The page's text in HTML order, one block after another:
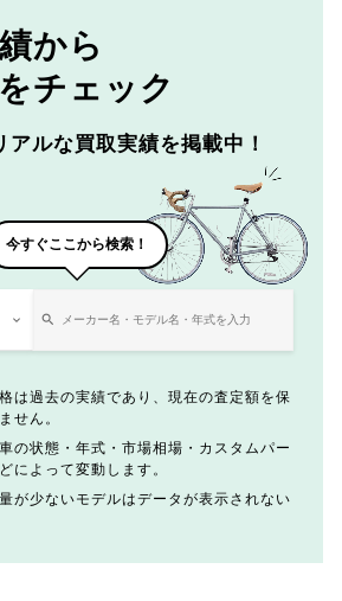
から
チェック
アルな買取実績を掲載中！
今すぐここから検索！
は過去の実績であり、現在の査定額を保
せん。
の状態・年式・市場相場・カスタムパー
によって変動します。
が少ないモデルはデータが表示されない